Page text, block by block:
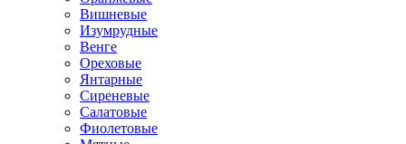
Вишневые
Изумрудные
Венге
Ореховые
Янтарные
Сиреневые
Салатовые
Фиолетовые